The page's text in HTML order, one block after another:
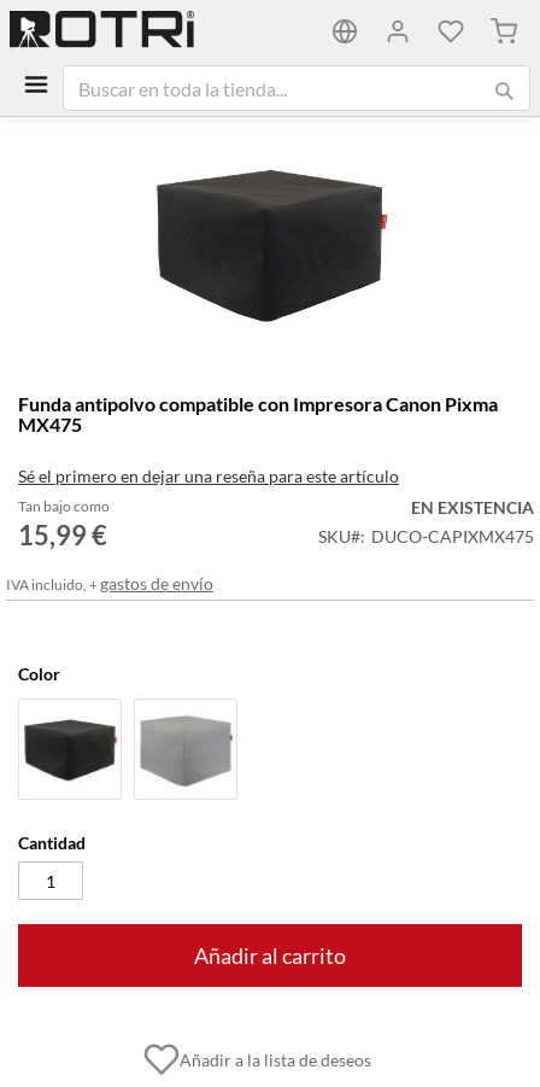
Mi
al
comienzo
la
galería
de
Funda antipolvo compatible con Impresora Canon Pixma
MX475
Sé el primero en dejar una reseña para este artículo
Tan bajo como
15,99 €
EN EXISTENCIA
SKU
DUCO-CAPIXMX475
IVA incluido, +gastos de envío
Color
Cantidad
Añadir al carrito
Añadir a la lista de deseos